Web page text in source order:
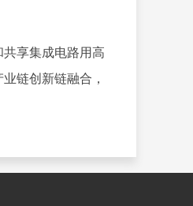
享集成电路用高
链创新链融合，